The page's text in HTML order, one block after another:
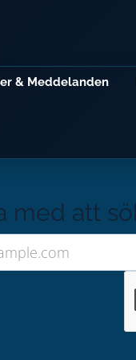
& Meddelanden
med att